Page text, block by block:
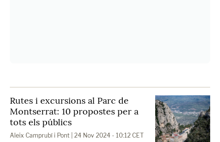
Rutes i excursions al Parc de
Montserrat: 10 propostes per a
tots els públics
Aleix Camprubí i Pont | 24 Nov 2024 - 10:12 CET